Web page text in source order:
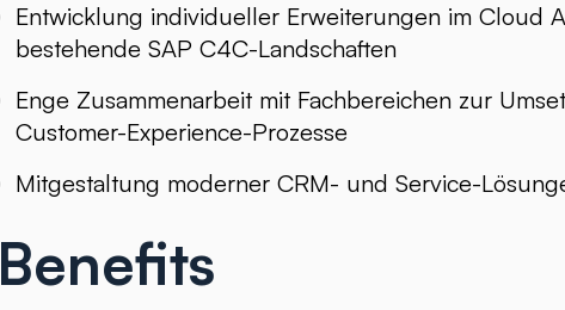
Entwicklung individueller Erweiterungen im Cloud
bestehende SAP C4C-Landschaften
Enge Zusammenarbeit mit Fachbereichen zur
Customer-Experience-Prozesse
Mitgestaltung moderner CRM- und Service-
Benefits